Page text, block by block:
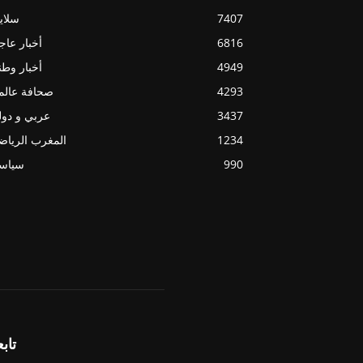
7407
أخبار
6816
أخبار
4949
صحافة
4293
عربي و
3437
المغرب
1234
990